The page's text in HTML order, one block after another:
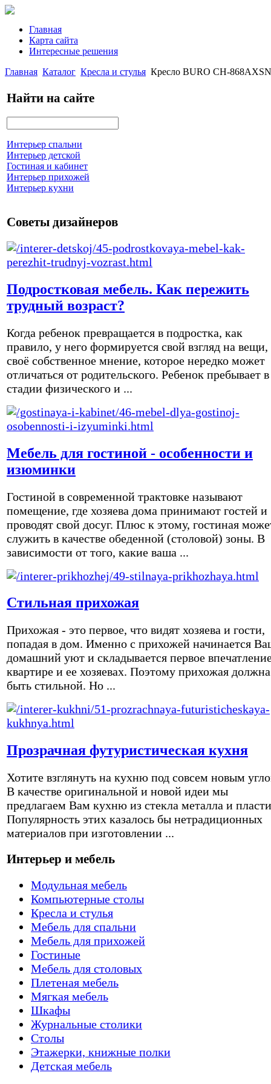
Главная
Карта сайта
Интересные решения
Главная Каталог Кресла и стулья Кресло BURO CH-
Найти на сайте
Интерьер спальни
Интерьер детской
Гостиная и кабинет
Интерьер прихожей
Интерьер кухни
Советы дизайнеров
Подростковая мебель. Как пережить
трудный возраст?
Когда ребенок превращается в подростка, как
правило, у него формируется свой взгляд на вещи,
своё собственное мнение, которое нередко может
отличаться от родительского. Ребенок пребывает в
стадии физического и ...
Мебель для гостиной - особенности и
изюминки
Гостиной в современной трактовке называют
помещение, где хозяева дома принимают гостей и
проводят свой досуг. Плюс к этому, гостиная
служить в качестве обеденной (столовой) зоны. В
зависимости от того, какие ваша ...
Стильная прихожая
Прихожая - это первое, что видят хозяева и гости,
попадая в дом. Именно с прихожей начинается
домашний уют и складывается первое
квартире и ее хозяевах. Поэтому прихожая должна
быть стильной. Но ...
Прозрачная футуристическая кухня
Хотите взглянуть на кухню под совсем новым
В качестве оригинальной и новой идеи мы
предлагаем Вам кухню из стекла металла и
Популярность этих казалось бы нетрадиционных
материалов при изготовлении ...
Интерьер и мебель
Модульная мебель
Компьютерные столы
Кресла и стулья
Мебель для спальни
Мебель для прихожей
Гостиные
Мебель для столовых
Плетеная мебель
Мягкая мебель
Шкафы
Журнальные столики
Столы
Этажерки, книжные полки
Детская мебель